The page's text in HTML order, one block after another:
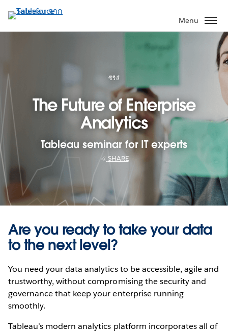
ไป
ที่
Menu
ซีรีส์
The Future of Enterprise
Analytics
Tableau seminar for IT experts
SHARE
Are you ready to take your data
to the next level?
You need your data analytics to be accessible, agile and
trustworthy, without compromising the security and
governance that keep your enterprise running
smoothly.
Tableau’s modern analytics platform incorporates all of